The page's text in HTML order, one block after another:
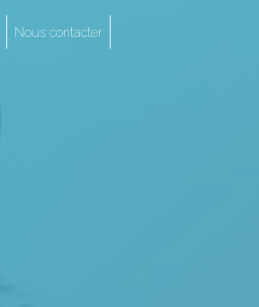
Nous contacter